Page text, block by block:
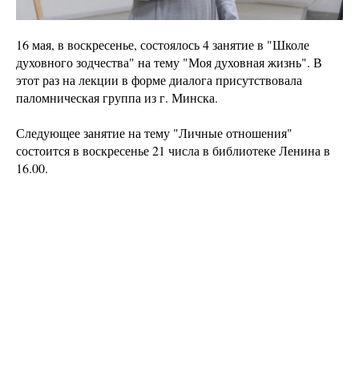
16 мая, в воскресенье, состоялось 4 занятие в "Школе
духовного зодчества" на тему "Моя духовная жизнь". В
этот раз на лекции в форме диалога присутствовала
паломническая группа из г. Минска.
Следующее занятие на тему "Личные отношения"
состоится в воскресенье 21 числа в библиотеке Ленина в
16.00.